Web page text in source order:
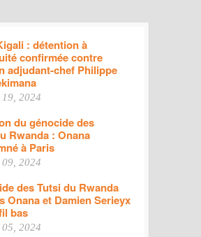
: détention à
confirmée contre
adjudant-chef Philippe
19, 2024
du génocide des
Rwanda : Onana
à Paris
09, 2024
des Tutsi du Rwanda
Onana et Damien Serieyx
bas
05, 2024